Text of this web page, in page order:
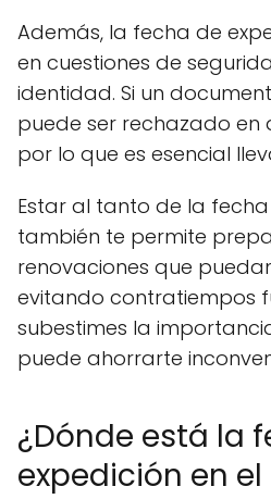
Además, la fecha de
en cuestiones de
identidad. Si un
puede ser rechazado en
por lo que es esencial
Estar al tanto de la
también te permite
renovaciones que
evitando contratiempos
subestimes la
puede ahorrarte
¿Dónde está la
expedición en